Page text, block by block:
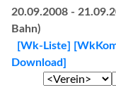
20.09.2008 -
Bahn)
[Wk-Liste]
Download]